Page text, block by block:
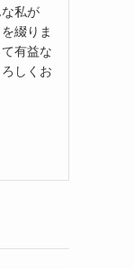
私が
綴りま
有益な
しくお